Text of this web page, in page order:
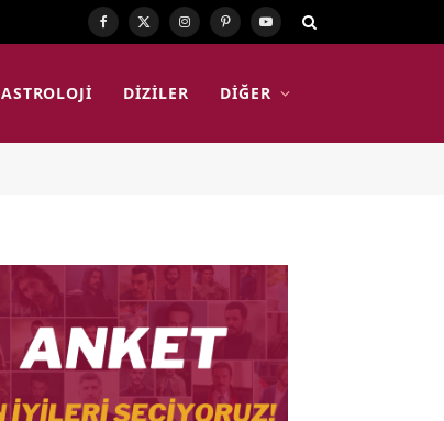
Facebook
X
Instagram
PinterestYouTube
ASTROLOJI DIZILER DIĞER